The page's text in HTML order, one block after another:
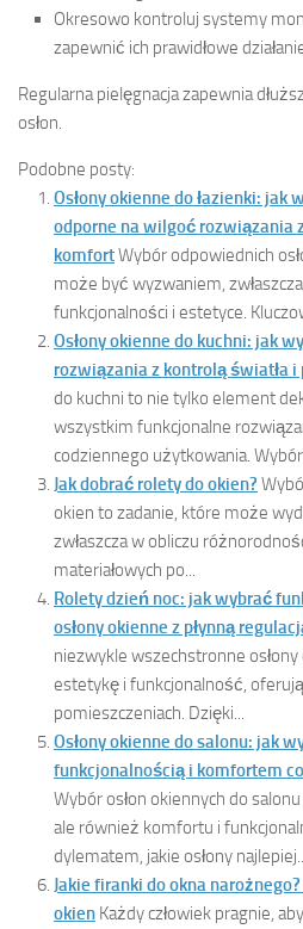
Okresowo kontroluj systemy
zapewnić ich prawidłowe
Regularna pielęgnacja zapewnia
osłon.
Podobne posty:
Osłony okienne do łazienki: jak
odporne na wilgoć rozwiązania
komfortWybór odpowiednich
może być wyzwaniem,
funkcjonalności i estetyce.
Osłony okienne do kuchni: jak
rozwiązania z kontrolą światła
do kuchni to nie tylko element
wszystkim funkcjonalne
codziennego użytkowania.
Jak dobrać rolety do okien?
okien to zadanie, które może
zwłaszcza w obliczu
materiałowych po...
Rolety dzień noc: jak wybrać
osłony okienne z płynną
niezwykle wszechstronne
estetykę i funkcjonalność,
pomieszczeniach. Dzięki...
Osłony okienne do salonu: jak
funkcjonalnością i komfortem
Wybór osłon okiennych do
ale również komfortu i
dylematem, jakie osłony
Jakie firanki do okna
okien Każdy człowiek pragnie,